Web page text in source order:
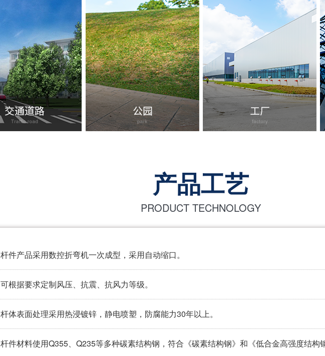
产品工艺
PRODUCT TECHNOLOGY
杆件产品采用数控折弯机一次成型，采用自动缩口。
可根据要求定制风压、抗震、抗风力等级。
杆体表面处理采用热浸镀锌，静电喷塑，防腐能力30年以上。
杆件材料使用Q355、Q235等多种碳素结构钢，符合《碳素结构钢》和《低合金高强度结构钢